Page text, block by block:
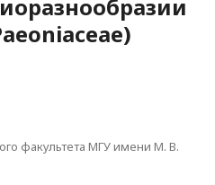
факультета МГУ имени М. В.